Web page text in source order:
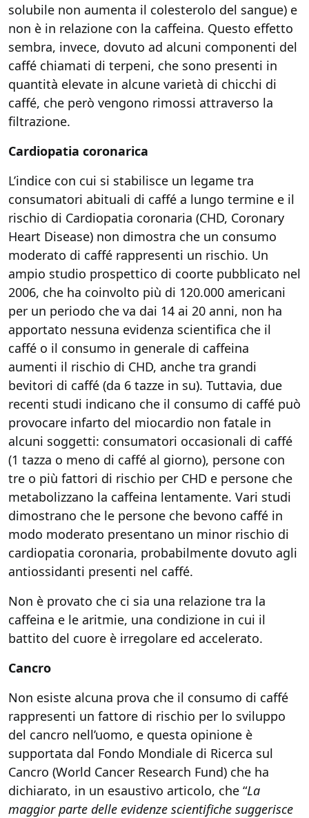
solubile non aumenta il colesterolo del sangue) e
non è in relazione con la caffeina. Questo effetto
sembra, invece, dovuto ad alcuni componenti del
caffé chiamati di terpeni, che sono presenti in
quantità elevate in alcune varietà di chicchi di
caffé, che però vengono rimossi attraverso la
filtrazione.
Cardiopatia coronarica
L’indice con cui si stabilisce un legame tra
consumatori abituali di caffé a lungo termine e il
rischio di Cardiopatia coronaria (CHD, Coronary
Heart Disease) non dimostra che un consumo
moderato di caffé rappresenti un rischio. Un
ampio studio prospettico di coorte pubblicato nel
2006, che ha coinvolto più di 120.000 americani
per un periodo che va dai 14 ai 20 anni, non ha
apportato nessuna evidenza scientifica che il
caffé o il consumo in generale di caffeina
aumenti il rischio di CHD, anche tra grandi
bevitori di caffé (da 6 tazze in su). Tuttavia, due
recenti studi indicano che il consumo di caffé può
provocare infarto del miocardio non fatale in
alcuni soggetti: consumatori occasionali di caffé
(1 tazza o meno di caffé al giorno), persone con
tre o più fattori di rischio per CHD e persone che
metabolizzano la caffeina lentamente. Vari studi
dimostrano che le persone che bevono caffé in
modo moderato presentano un minor rischio di
cardiopatia coronaria, probabilmente dovuto agli
antiossidanti presenti nel caffé.
Non è provato che ci sia una relazione tra la
caffeina e le aritmie, una condizione in cui il
battito del cuore è irregolare ed accelerato.
Cancro
Non esiste alcuna prova che il consumo di caffé
rappresenti un fattore di rischio per lo sviluppo
del cancro nell’uomo, e questa opinione è
supportata dal Fondo Mondiale di Ricerca sul
Cancro (World Cancer Research Fund) che ha
dichiarato, in un esaustivo articolo, che “La
maggior parte delle evidenze scientifiche suggerisce